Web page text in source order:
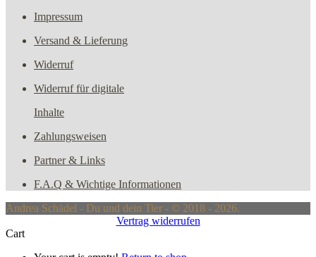
Impressum
Versand & Lieferung
Widerruf
Widerruf für digitale
Inhalte
Zahlungsweisen
Partner & Links
F.A.Q & Wichtige Informationen
Andrea Schädel - Du und dein Tier - © 2018 - 2026.
Vertrag widerrufen
Cart